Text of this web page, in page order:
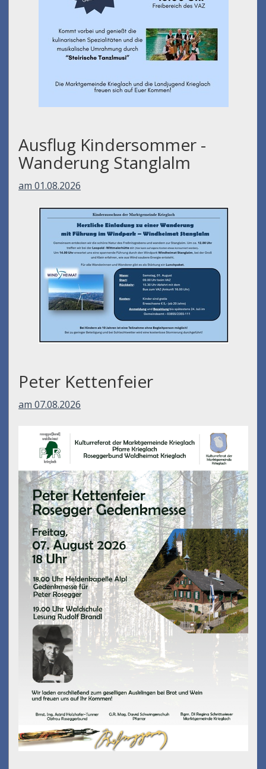
Ausflug Kindersommer -
Wanderung Stanglalm
am 01.08.2026
Peter Kettenfeier
am 07.08.2026